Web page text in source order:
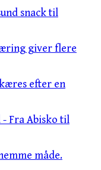
snack til
giver flere
efter en
Fra Abisko til
måde.